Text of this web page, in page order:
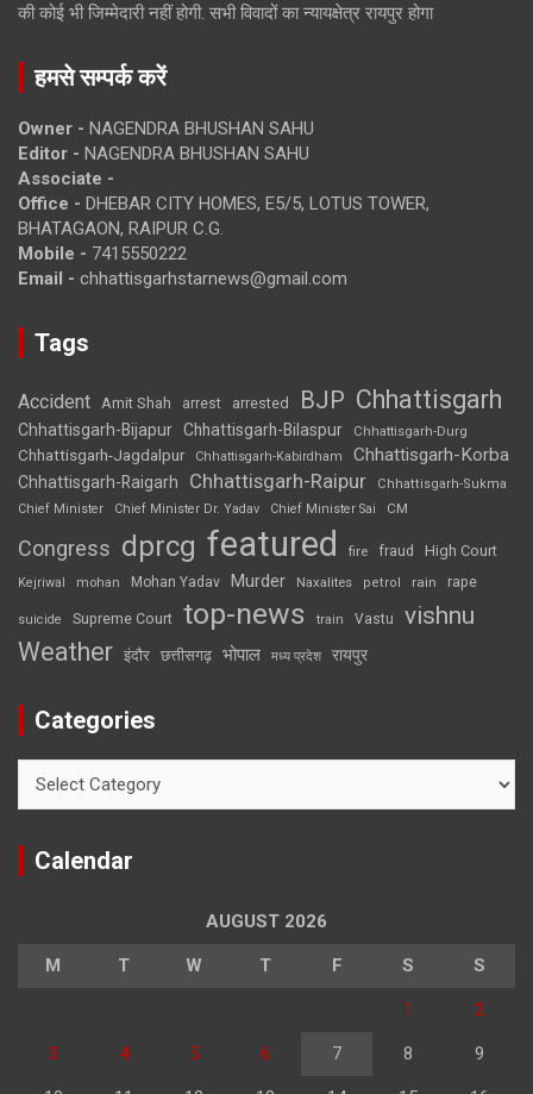
की कोई भी जिम्मेदारी नहीं होगी. सभी विवादों का न्यायक्षेत्र रायपुर होगा
हमसे सम्पर्क करें
Owner - NAGENDRA BHUSHAN SAHU
Editor - NAGENDRA BHUSHAN SAHU
Associate -
Office - DHEBAR CITY HOMES, E5/5, LOTUS TOWER,
BHATAGAON, RAIPUR C.G.
Mobile - 7415550222
Email - chhattisgarhstarnews@gmail.com
Tags
Accident Amit Shah arrest arrested BJP Chhattisgarh
Chhattisgarh-Bijapur Chhattisgarh-Bilaspur Chhattisgarh-Durg
Chhattisgarh-Jagdalpur Chhattisgarh-Kabirdham Chhattisgarh-Korba
Chhattisgarh-Raigarh Chhattisgarh-Raipur
Chhattisgarh-Sukma
Chief Minister
Chief Minister Dr. Yadav Chief Minister Sai CM
Congress dprcg featured fire fraud High Court
Kejriwal mohan Mohan Yadav Murder Naxalites petrol rain rape
suicide Supreme Court top-news train Vastu vishnu
Weather इंदौर छत्तीसगढ़ भोपाल मध्य प्रदेश रायपुर
Categories
Calendar
AUGUST 2026
M T W T F S S
1 2
3 4 5 6 7 8 9